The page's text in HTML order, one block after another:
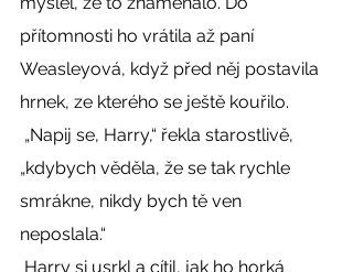
přítomnosti ho vrátila až paní
Weasleyová, když před něj postavila
hrnek, ze kterého se ještě kouřilo.
„kdybych věděla, že se tak rychle
smrákne, nikdy bych tě ven
neposlala.“